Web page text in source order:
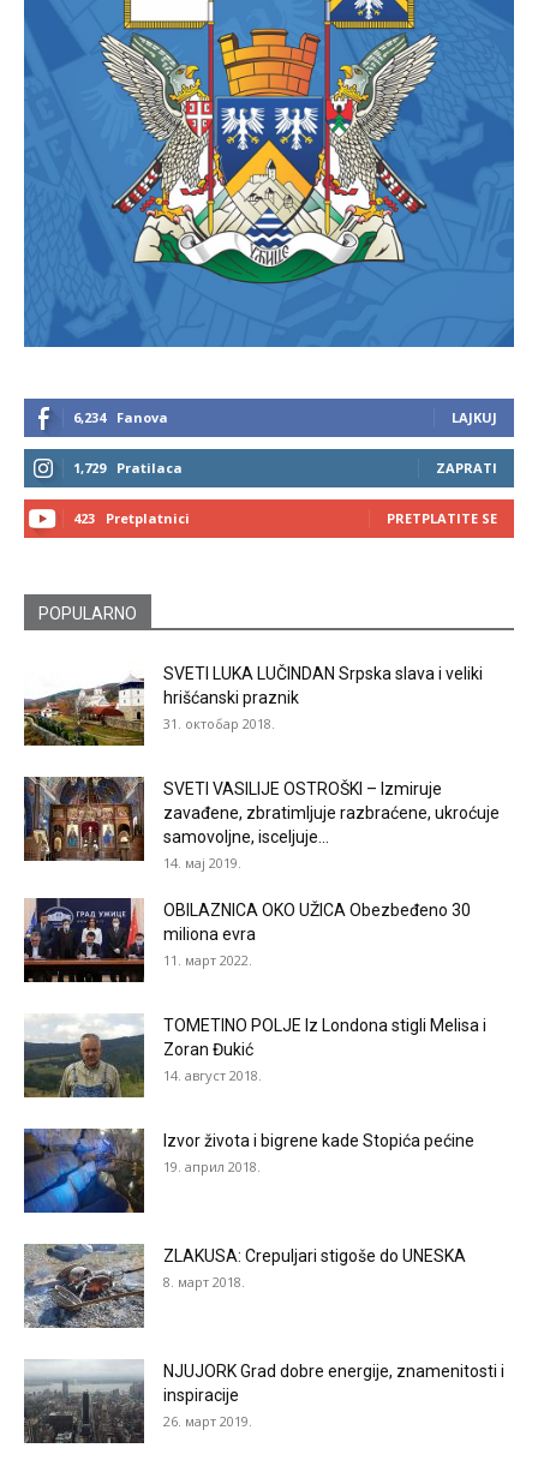
6,234 Fanova LAJKUJ
1,729 Pratilaca ZAPRATI
423 Pretplatnici PRETPLATITE SE
POPULARNO
SVETI LUKA LUČINDAN Srpska slava i veliki
hrišćanski praznik
31. октобар 2018.
SVETI VASILIJE OSTROŠKI – Izmiruje
zavađene, zbratimljuje razbraćene, ukroćuje
samovoljne, isceljuje...
14. мај 2019.
OBILAZNICA OKO UŽICA Obezbeđeno 30
miliona evra
11. март 2022.
TOMETINO POLJE Iz Londona stigli Melisa i
Zoran Đukić
14. август 2018.
Izvor života i bigrene kade Stopića pećine
19. април 2018.
ZLAKUSA: Crepuljari stigoše do UNESKA
8. март 2018.
NJUJORK Grad dobre energije, znamenitosti i
inspiracije
26. март 2019.